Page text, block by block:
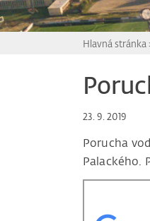
Hlavná stránka
23. 9. 2019
Porucha
Palackého.